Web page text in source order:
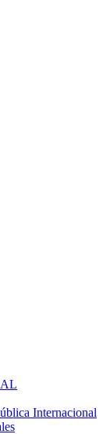
Internacional